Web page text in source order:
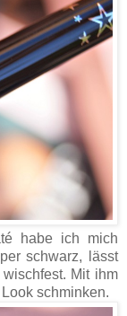
habe ich mich
schwarz, lässt
Mit ihm
schminken.